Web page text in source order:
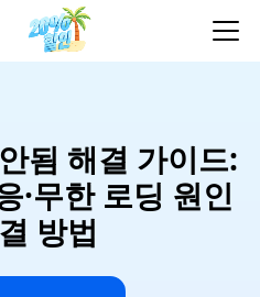
됨 해결 가이드:
·무한 로딩 원인
방법